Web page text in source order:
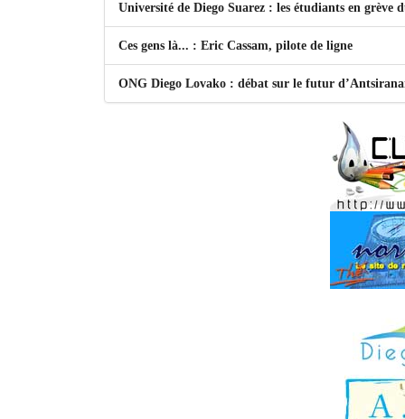
Université de Diego Suarez : les étudiants en grève
Ces gens là... : Eric Cassam, pilote de ligne
ONG Diego Lovako : débat sur le futur